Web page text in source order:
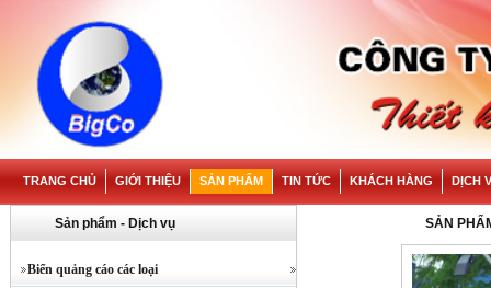
TRANG CHỦ GIỚI THIỆU SẢN PHẨM TIN TỨC KHÁCH HÀNG DỊCH
Sản phẩm - Dịch vụ
Biển quảng cáo các loại
SẢN